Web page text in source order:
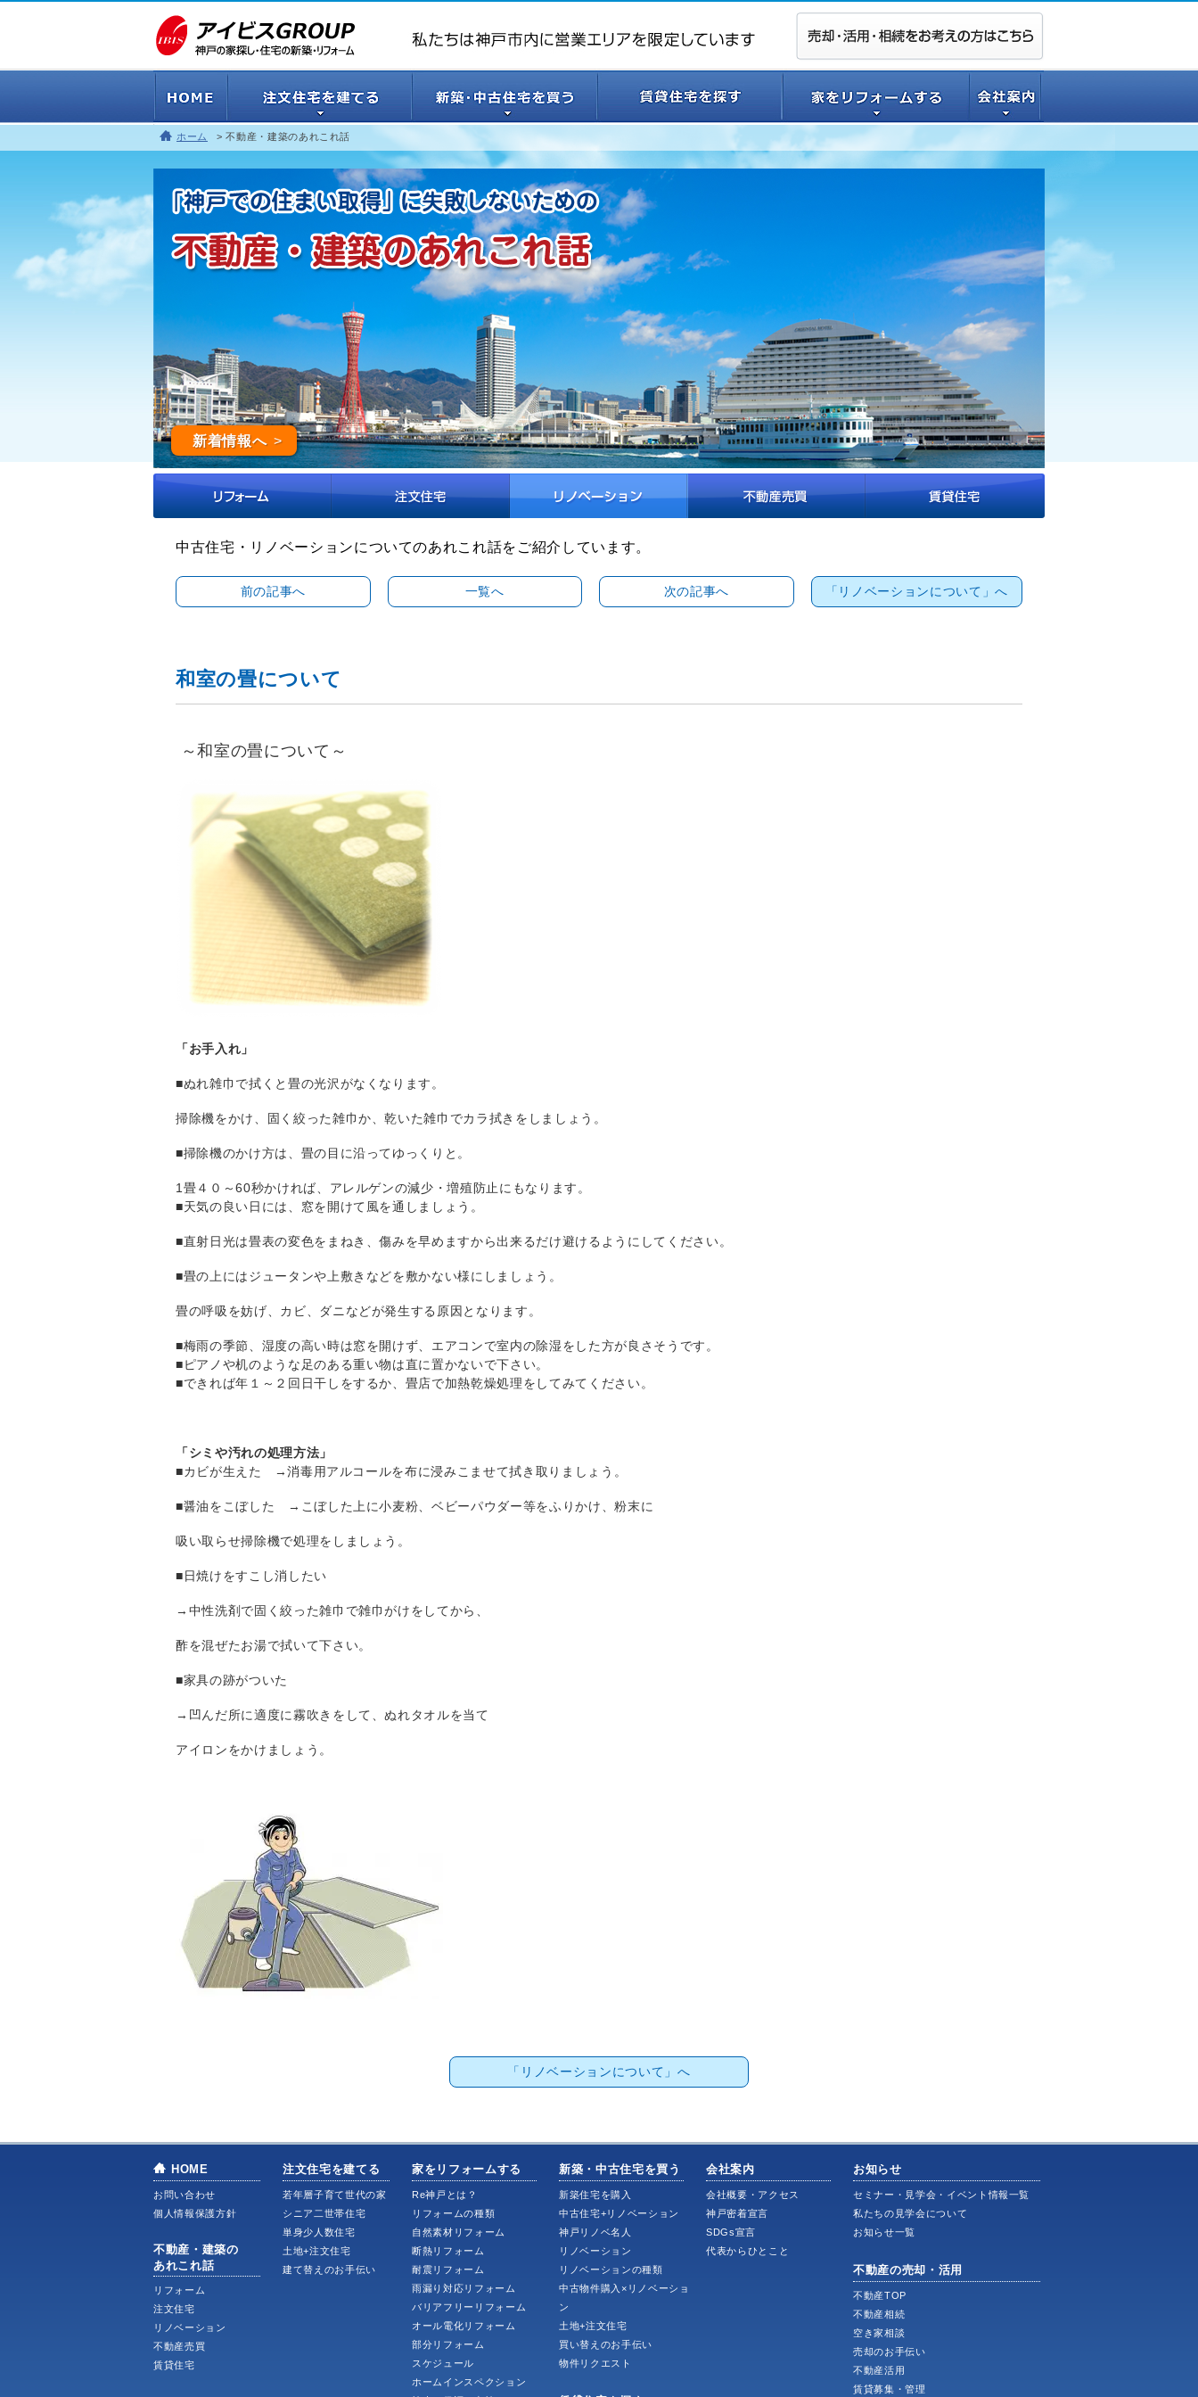
ホーム 不動産・建築のあれこれ話
新着情報へ
中古住宅・リノベーションについてのあれこれ話をご紹介しています。
前の記事へ 一覧へ 次の記事へ 「リノベーションについて」へ
和室の畳について
～和室の畳について～
「お手入れ」
■ぬれ雑巾で拭くと畳の光沢がなくなります。
掃除機をかけ、固く絞った雑巾か、乾いた雑巾でカラ拭きをしましょう。
■掃除機のかけ方は、畳の目に沿ってゆっくりと。
1畳４０～60秒かければ、アレルゲンの減少・増殖防止にもなります。
■天気の良い日には、窓を開けて風を通しましょう。
■直射日光は畳表の変色をまねき、傷みを早めますから出来るだけ避けるようにしてください。
■畳の上にはジュータンや上敷きなどを敷かない様にしましょう。
畳の呼吸を妨げ、カビ、ダニなどが発生する原因となります。
■梅雨の季節、湿度の高い時は窓を開けず、エアコンで室内の除湿をした方が良さそうです。
■ピアノや机のような足のある重い物は直に置かないで下さい。
■できれば年１～２回日干しをするか、畳店で加熱乾燥処理をしてみてください。
「シミや汚れの処理方法」
■カビが生えた →消毒用アルコールを布に浸みこませて拭き取りましょう。
■醤油をこぼした →こぼした上に小麦粉、ベビーパウダー等をふりかけ、粉末に
吸い取らせ掃除機で処理をしましょう。
■日焼けをすこし消したい
→中性洗剤で固く絞った雑巾で雑巾がけをしてから、
酢を混ぜたお湯で拭いて下さい。
■家具の跡がついた
→凹んだ所に適度に霧吹きをして、ぬれタオルを当て
アイロンをかけましょう。
「リノベーションについて」へ
HOME
お問い合わせ
個人情報保護方針
不動産・建築の
あれこれ話
リフォーム
注文住宅
リノベーション
不動産売買
賃貸住宅
注文住宅を建てる
若年層子育て世代の家
シニア二世帯住宅
単身少人数住宅
土地+注文住宅
建て替えのお手伝い
家をリフォームする
Re神戸とは？
リフォームの種類
自然素材リフォーム
断熱リフォーム
耐震リフォーム
雨漏り対応リフォーム
バリアフリーリフォーム
オール電化リフォーム
部分リフォーム
スケジュール
ホームインスペクション
新築・中古住宅を買う
新築住宅を購入
中古住宅+リノベーション
神戸リノベ名人
リノベーション
リノベーションの種類
中古物件購入×リノベーショ
ン
土地+注文住宅
買い替えのお手伝い
物件リクエスト
会社案内
会社概要・アクセス
神戸密着宣言
SDGs宣言
代表からひとこと
お知らせ
セミナー・見学会・イベント情報一覧
私たちの見学会について
お知らせ一覧
不動産の売却・活用
不動産TOP
不動産相続
空き家相談
売却のお手伝い
不動産活用
賃貸募集・管理